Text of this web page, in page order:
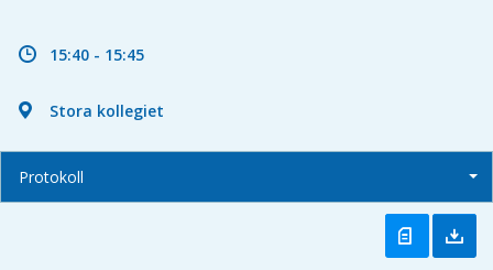
15:40 - 15:45
Stora kollegiet
Protokoll